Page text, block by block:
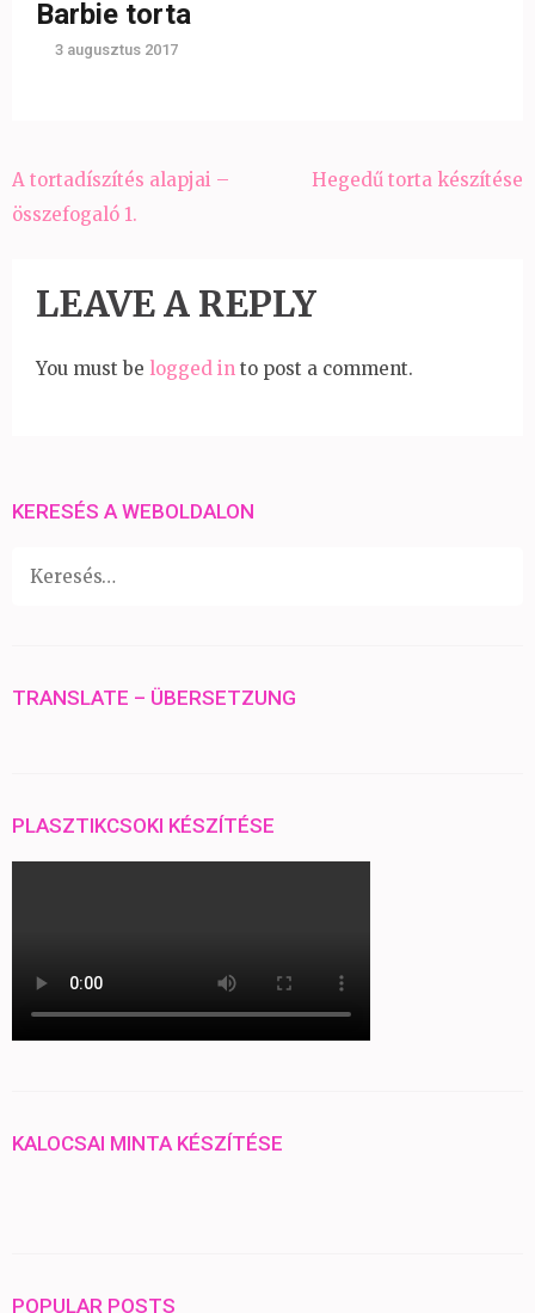
Barbie torta
3 augusztus 2017
Bejegyzés
navigáció
A tortadíszítés alapjai –
összefogaló 1.
Hegedű torta készítése
LEAVE A REPLY
You must be logged in to post a comment.
KERESÉS A WEBOLDALON
Keresés:
TRANSLATE – ÜBERSETZUNG
PLASZTIKCSOKI KÉSZÍTÉSE
KALOCSAI MINTA KÉSZÍTÉSE
POPULAR POSTS